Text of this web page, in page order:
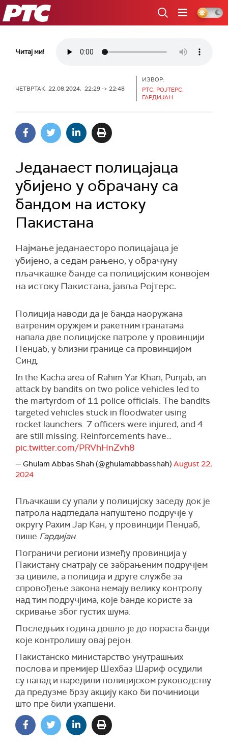
РТС
Читај ми!
ЧЕТВРТАК, 22.08.2024, 22:29 -> 22:48
ИЗВОР:
РТС, РОЈТЕРС,
ГАРДИЈАН
Једанаест полицајаца
убијено у обрачану са
бандом на истоку
Пакистана
Најмање једанаесторо полицајаца је
убијено, а седам рањено, у обрачуну
пљачкашке банде са полицијским конвојем
на истоку Пакистана, јавља Ројтерс.
Полиција наводи да је банда наоружана
ватреним оружјем и ракетним гранатама
напала две полицијске патроле у провинцији
Пенџаб, у близни границе са провинцијом
Синд.
In the Kacha area of Rahim Yar Khan, Punjab, an
attack by bandits on two police vehicles led to
the martyrdom of 11 police officials. The bandits
targeted vehicles stuck in floodwater using
rocket launchers. 7 officers were injured, and 4
are still missing. Reinforcements have…
pic.twitter.com/PRVhHnZvh8
— Ghulam Abbas Shah (@ghulamabbasshah) August 22,
2024
Пљачкаши су упали у полицијску заседу док је
патрола надгледала напуштено подручје у
округу Рахим Јар Кан, у провинцији Пенџаб,
пише Гардијан.
Пограничи региони између провинција у
Пакистану сматрају се забрањеним подручјем
за цивиле, а полиција и друге службе за
спровођење закона немају велику контролу
над тим подручјима, које банде користе за
скривање због густих шума.
Последњих година дошло је до пораста банди
које контролишу овај рејон.
Пакистанско министарство унутрашњих
послова и премијер Шехбаз Шариф осудили
су напад и наредили полицијском руководству
да предузме брзу акцију како би починиоци
што пре били ухапшени.